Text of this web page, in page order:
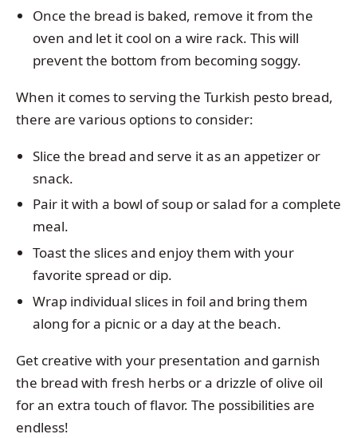
Once the bread is baked, remove it from the
oven and let it cool on a wire rack. This will
prevent the bottom from becoming soggy.
When it comes to serving the Turkish pesto bread,
there are various options to consider:
Slice the bread and serve it as an appetizer or
snack.
Pair it with a bowl of soup or salad for a complete
meal.
Toast the slices and enjoy them with your
favorite spread or dip.
Wrap individual slices in foil and bring them
along for a picnic or a day at the beach.
Get creative with your presentation and garnish
the bread with fresh herbs or a drizzle of olive oil
for an extra touch of flavor. The possibilities are
endless!